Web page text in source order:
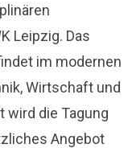
Leipzig. Das
im modernen
Wirtschaft und
wird die Tagung
Angebot